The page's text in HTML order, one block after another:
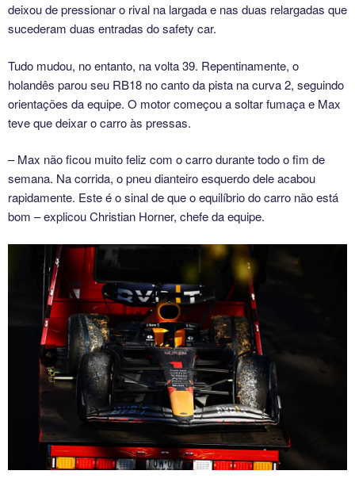
deixou de pressionar o rival na largada e nas duas relargadas que
sucederam duas entradas do safety car.
Tudo mudou, no entanto, na volta 39. Repentinamente, o
holandês parou seu RB18 no canto da pista na curva 2, seguindo
orientações da equipe. O motor começou a soltar fumaça e Max
teve que deixar o carro às pressas.
– Max não ficou muito feliz com o carro durante todo o fim de
semana. Na corrida, o pneu dianteiro esquerdo dele acabou
rapidamente. Este é o sinal de que o equilíbrio do carro não está
bom – explicou Christian Horner, chefe da equipe.